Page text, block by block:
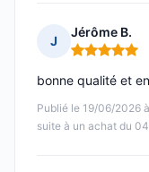
J
Jérôme B.
Note : 5 sur 5
Publié le 19/06/2026
suite à un achat du
bonne qualité et